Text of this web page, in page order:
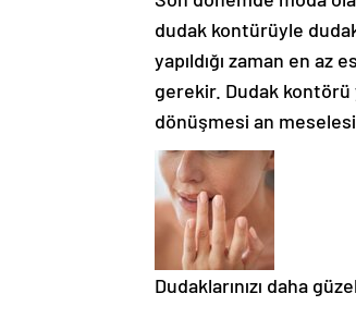
dudak kontürüyle
yapıldığı zaman en
gerekir. Dudak kontörü
dönüşmesi an
Dudaklarınızı daha